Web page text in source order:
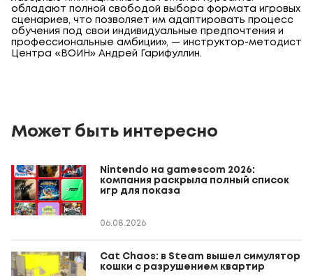
обладают полной свободой выбора формата игровых
сценариев, что позволяет им адаптировать процесс
обучения под свои индивидуальные предпочтения и
профессиональные амбиции», — инструктор-методист
Центра «ВОИН» Андрей Гарифуллин.
Может быть интересно
Nintendo на gamescom 2026:
компания раскрыла полный список
игр для показа
06.08.2026
Cat Chaos: в Steam вышел симулятор
кошки с разрушением квартир